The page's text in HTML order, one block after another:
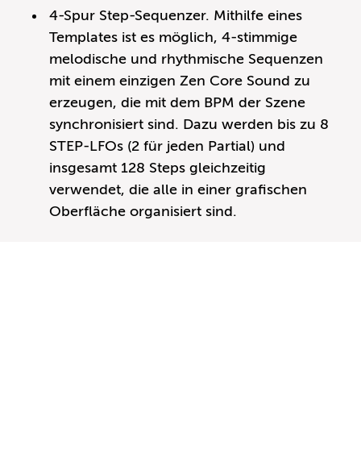
4-Spur Step-Sequenzer. Mithilfe eines
Templates ist es möglich, 4-stimmige
melodische und rhythmische Sequenzen
mit einem einzigen Zen Core Sound zu
erzeugen, die mit dem BPM der Szene
synchronisiert sind. Dazu werden bis zu 8
STEP-LFOs (2 für jeden Partial) und
insgesamt 128 Steps gleichzeitig
verwendet, die alle in einer grafischen
Oberfläche organisiert sind.